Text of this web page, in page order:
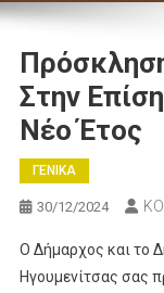
Στην
Νέο Έτος
ΓΕΝΙΚΑ
30/12/2024
Ο Δήμαρχος και το
Ηγουμενίτσας σας